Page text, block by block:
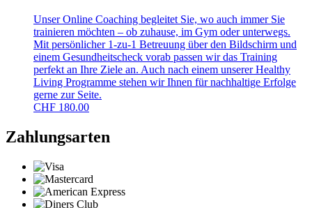
Unser Online Coaching begleitet Sie, wo auch immer Sie
trainieren möchten – ob zuhause, im Gym oder unterwegs.
Mit persönlicher 1-zu-1 Betreuung über den Bildschirm und
einem Gesundheitscheck vorab passen wir das Training
perfekt an Ihre Ziele an. Auch nach einem unserer Healthy
Living Programme stehen wir Ihnen für nachhaltige Erfolge
gerne zur Seite.
CHF 180.00
Zahlungsarten